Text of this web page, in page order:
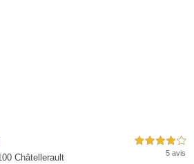
Châtellerault
4,0 étoiles sur 5
5 avis